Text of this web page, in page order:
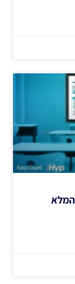
המלא